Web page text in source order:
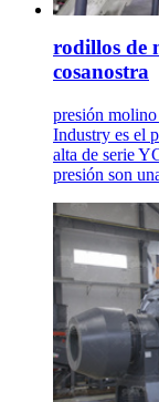
rodillos de
cosanostra
presión
Industry es el
alta de serie
presión son